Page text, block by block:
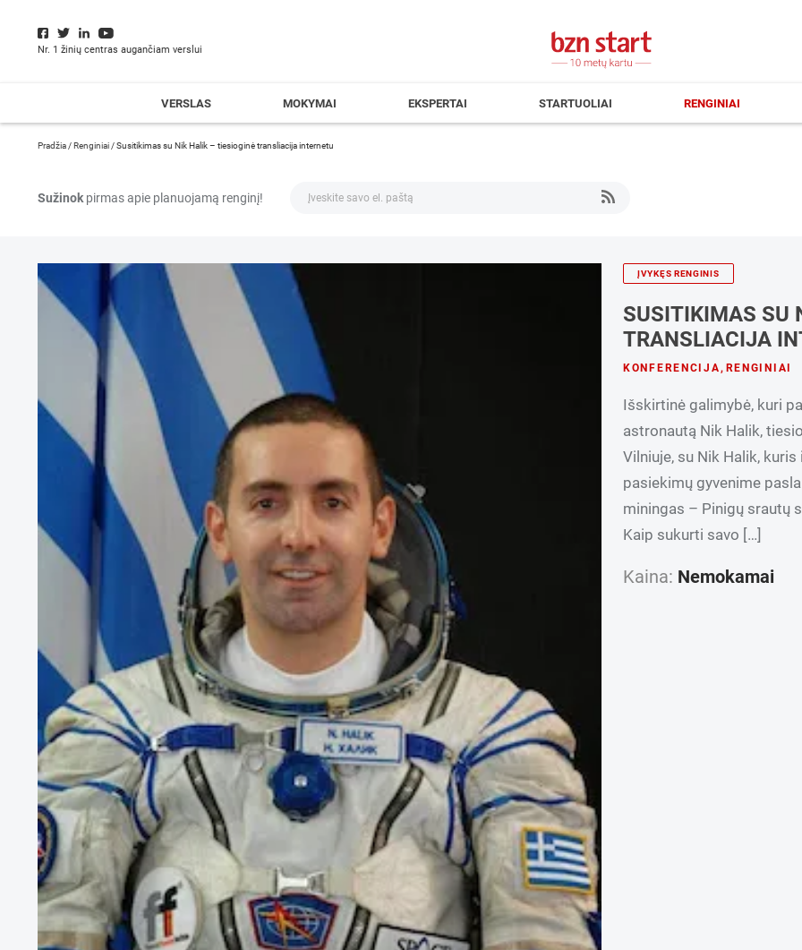
Nr. 1 žinių centras augančiam verslui
VERSLAS MOKYMAI EKSPERTAI STARTUOLIAI RENGINIAI
Pradžia /Renginiai /Susitikimas su Nik Halik – tiesioginė transliacija internetu
Sužinok pirmas apie planuojamą renginį!
ĮVYKĘS RENGINIS
SUSITIKIMAS SU
TRANSLIACIJA
KONFERENCIJA, RENGINIAI
Išskirtinė galimybė, kuri
astronautą Nik Halik,
Vilniuje, su Nik Halik,
pasiekimų gyvenime
miningas – Pinigų srautų
Kaip sukurti savo […]
Kaina: Nemokamai